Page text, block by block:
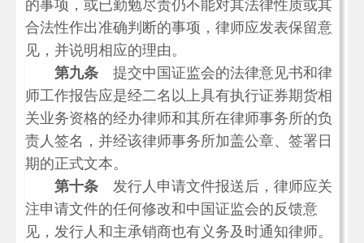
的事项，或已勤勉尽责仍不能对其法律性质或其
合法性作出准确判断的事项，律师应发表保留意
见，并说明相应的理由。
第九条 提交中国证监会的法律意见书和律
师工作报告应是经二名以上具有执行证券期货相
关业务资格的经办律师和其所在律师事务所的负
责人签名，并经该律师事务所加盖公章、签署日
期的正式文本。
第十条 发行人申请文件报送后，律师应关
注申请文件的任何修改和中国证监会的反馈意
见，发行人和主承销商也有义务及时通知律师。